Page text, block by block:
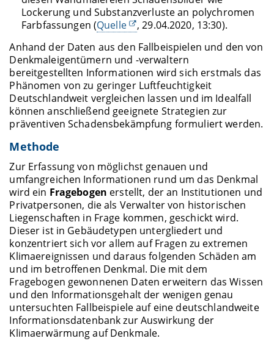
Lockerung und Substanzverluste an polychromen
Farbfassungen (Quelle
, 29.04.2020, 13:30).
Anhand der Daten aus den Fallbeispielen und den von
Denkmaleigentümern und -verwaltern
bereitgestellten Informationen wird sich erstmals das
Phänomen von zu geringer Luftfeuchtigkeit
Deutschlandweit vergleichen lassen und im Idealfall
können anschließend geeignete Strategien zur
präventiven Schadensbekämpfung formuliert werden.
Methode
Zur Erfassung von möglichst genauen und
umfangreichen Informationen rund um das Denkmal
wird ein Fragebogen erstellt, der an Institutionen und
Privatpersonen, die als Verwalter von historischen
Liegenschaften in Frage kommen, geschickt wird.
Dieser ist in Gebäudetypen untergliedert und
konzentriert sich vor allem auf Fragen zu extremen
Klimaereignissen und daraus folgenden Schäden am
und im betroffenen Denkmal. Die mit dem
Fragebogen gewonnenen Daten erweitern das Wissen
und den Informationsgehalt der wenigen genau
untersuchten Fallbeispiele auf eine deutschlandweite
Informationsdatenbank zur Auswirkung der
Klimaerwärmung auf Denkmale.